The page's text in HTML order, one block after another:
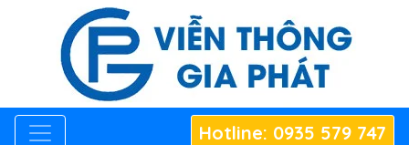
Hotline: 0935 579 747